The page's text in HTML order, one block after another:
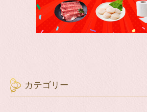
カテゴリー